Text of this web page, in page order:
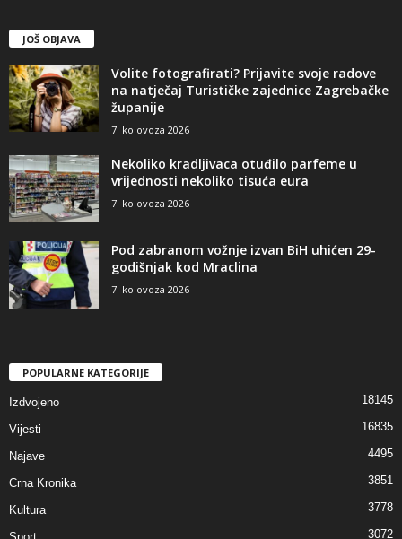
JOŠ OBJAVA
Volite fotografirati? Prijavite svoje radove
na natječaj Turističke zajednice Zagrebačke
županije
7. kolovoza 2026
Nekoliko kradljivaca otuđilo parfeme u
vrijednosti nekoliko tisuća eura
7. kolovoza 2026
Pod zabranom vožnje izvan BiH uhićen 29-
godišnjak kod Mraclina
7. kolovoza 2026
POPULARNE KATEGORIJE
Izdvojeno 18145
Vijesti 16835
Najave 4495
Crna Kronika 3851
Kultura 3778
3072